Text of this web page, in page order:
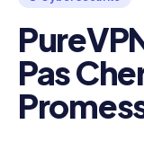
Pas